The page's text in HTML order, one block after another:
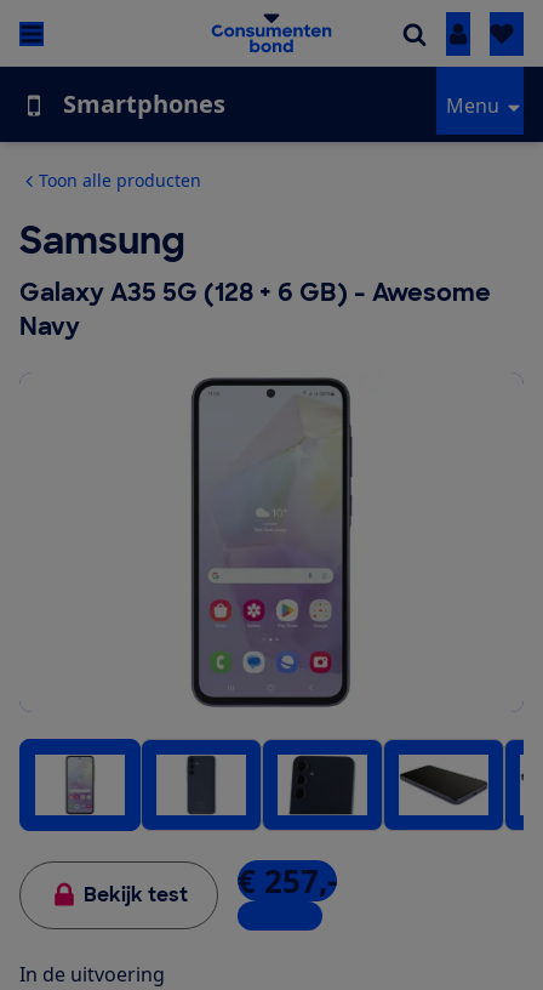
Inloggen
Smartphones Menu
Toon alle producten
Samsung
Galaxy A35 5G (128 + 6 GB) - Awesome
Navy
Bekijk test € 257,-
3 winkels
In de uitvoering